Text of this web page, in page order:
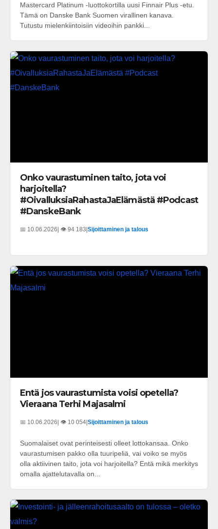
Mastercard Platinum -luottokortilla uusi Finnair Plus -etu.
Tämä on Danske Bank Suomen virallinen kanava.
Tutustu mielenkiintoisiin videoihin pankki...
Onko vaurastuminen taito, jota voi
harjoitella?
#OivalluksiaRahastaJaElämästä #Podcast
#DanskeBank
📅 10.06.2026 | 👁️ 94 183 Sijoittaminen ja talous
Entä jos vaurastumista voisi opetella?
Vieraana Terhi Majasalmi
📅 10.06.2026| 👁️ 10 054|Sijoittaminen ja talous
Suomalaiset ovat perinteisesti olleet lottokansaa. Onko
vaurastumisen pakko olla tuuripeliä, vai voiko se myös
olla aktiivinen taito, jota voi harjoitella? Entä mikä merkitys
omalla ajattelutavalla on...